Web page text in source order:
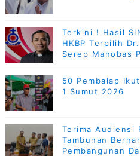
Terkini ! Hasil
HKBP Terpilih
Serep Mahobas
50 Pembalap
1 Sumut 2026
Terima Audiensi
Tambunan
Pembangunan